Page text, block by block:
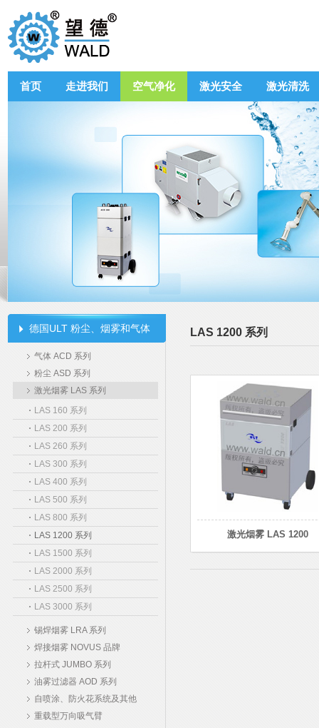
首页 走进我们 空气净化 激光安全 激光清洗
德国ULT 粉尘、烟雾和气体
过滤器
气体 ACD 系列
粉尘 ASD 系列
激光烟雾 LAS 系列
LAS 160 系列
LAS 200 系列
LAS 260 系列
LAS 300 系列
LAS 400 系列
LAS 500 系列
LAS 800 系列
LAS 1200 系列
LAS 1500 系列
LAS 2000 系列
LAS 2500 系列
LAS 3000 系列
锡焊烟雾 LRA 系列
焊接烟雾 NOVUS 品牌
拉杆式 JUMBO 系列
油雾过滤器 AOD 系列
自喷涂、防火花系统及其他
配件
重载型万向吸气臂
LAS 1200 系列
激光烟雾 LAS 1200